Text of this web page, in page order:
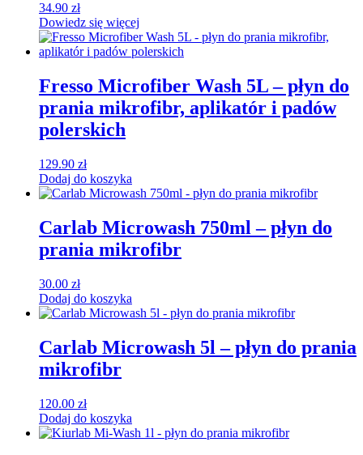
34.90 zł
Dowiedz się więcej
Fresso Microfiber Wash 5L – płyn do
prania mikrofibr, aplikatór i padów
polerskich
129.90 zł
Dodaj do koszyka
Carlab Microwash 750ml – płyn do
prania mikrofibr
30.00 zł
Dodaj do koszyka
Carlab Microwash 5l – płyn do prania
mikrofibr
120.00 zł
Dodaj do koszyka